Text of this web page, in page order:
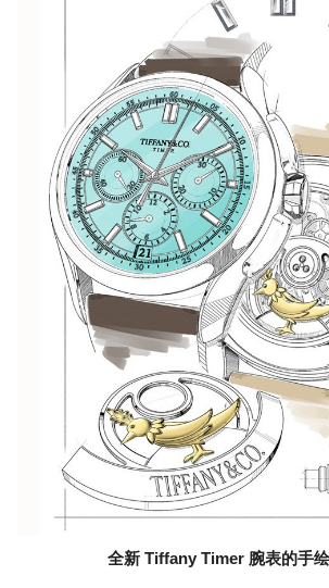
全新 Tiffany Timer 腕表的手绘